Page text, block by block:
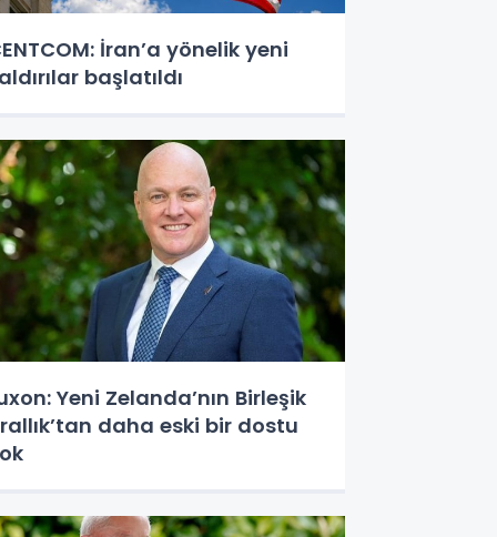
İran’a yönelik yeni
başlatıldı
Yeni Zelanda’nın Birleşik
daha eski bir dostu